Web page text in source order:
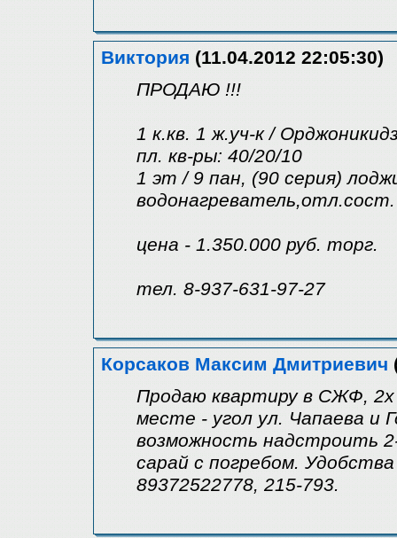
Виктория (11.04.2012 22:05:30)
ПРОДАЮ !!!
1 к.кв. 1 ж.уч-к /
пл. кв-ры: 40/20/10
1 эт / 9 пан, (90 серия)
цена - 1.350.000 руб. торг.
тел. 8-937-631-97-27
Корсаков Максим Дмитриевич
Продаю квартиру в СЖФ, 2х
месте - угол ул. Чапаева и
возможность надстроить
сарай с погребом.
89372522778, 215-793.